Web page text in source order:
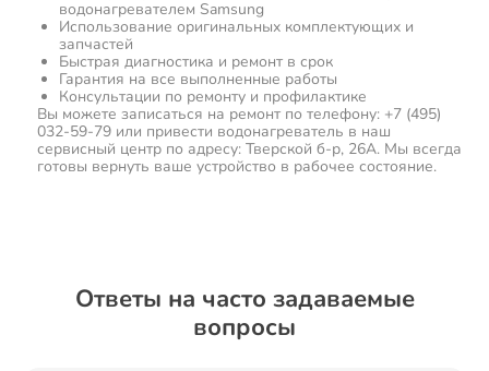
водонагревателем Samsung
Использование оригинальных комплектующих и
запчастей
Быстрая диагностика и ремонт в срок
Гарантия на все выполненные работы
Консультации по ремонту и профилактике
Вы можете записаться на ремонт по телефону: +7 (495)
032-59-79 или привести водонагреватель в наш
сервисный центр по адресу: Тверской б-р, 26А. Мы всегда
готовы вернуть ваше устройство в рабочее состояние.
Ответы на часто задаваемые
вопросы